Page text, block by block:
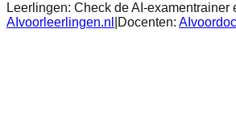
Leerlingen: Check de AI-examentrainer
AIvoorleerlingen.nl
Docenten: